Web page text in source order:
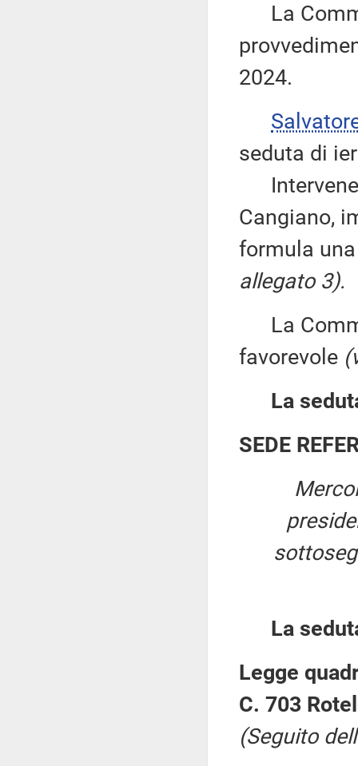
La
2024.
seduta di
Cangiano,
formula
allegato 3).
La
favorevole
La
SEDE
La
Legge
C. 703
(Seguito